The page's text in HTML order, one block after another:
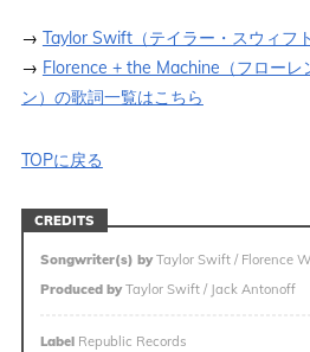
→ Taylor Swift（テイラー・スウィフ
→ Florence + the Machine（フローレ
ン）の歌詞一覧はこちら
TOPに戻る
CREDITS
Songwriter(s) byTaylor Swift / Florence
Produced byTaylor Swift / Jack Antonoff
LabelRepublic Records